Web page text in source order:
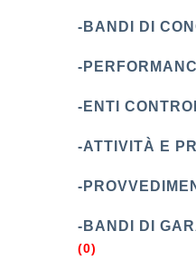
-BANDI DI
-
-ENTI
-ATTIVITÀ E
-
-BANDI DI
(0)